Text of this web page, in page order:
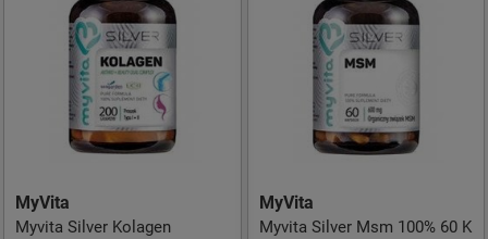
MyVita
Myvita Silver Kolagen
MyVita
Myvita Silver Msm 100% 60 K